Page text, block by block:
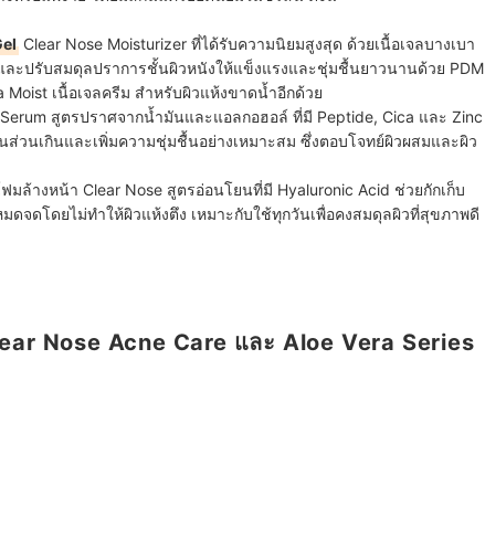
Clear Nose Moisturizer ที่ได้รับความนิยมสูงสุด ด้วยเนื้อเจลบางเบา
ละปรับสมดุลปราการชั้นผิวหนังให้แข็งแรงและชุ่มชื้นยาวนานด้วย PDM
เนื้อเจลครีม สำหรับผิวแห้งขาดน้ำอีกด้วย
สูตรปราศจากน้ำมันและแอลกอฮอล์ ที่มี Peptide, Cica และ Zinc
วนเกินและเพิ่มความชุ่มชื้นอย่างเหมาะสม ซึ่งตอบโจทย์ผิวผสมและผิว
มล้างหน้า Clear Nose สูตรอ่อนโยนที่มี Hyaluronic Acid ช่วยกักเก็บ
จดโดยไม่ทำให้ผิวแห้งตึง เหมาะกับใช้ทุกวันเพื่อคงสมดุลผิวที่สุขภาพดี
Nose Acne Care และ Aloe Vera Series